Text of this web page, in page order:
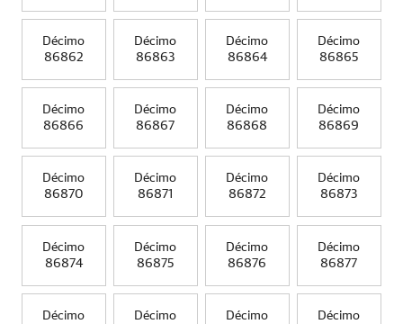
Décimo
86862
Décimo
86863
Décimo
86864
Décimo
86865
Décimo
86866
Décimo
86867
Décimo
86868
Décimo
86869
Décimo
86870
Décimo
86871
Décimo
86872
Décimo
86873
Décimo
86874
Décimo
86875
Décimo
86876
Décimo
86877
Décimo
Décimo
Décimo
Décimo